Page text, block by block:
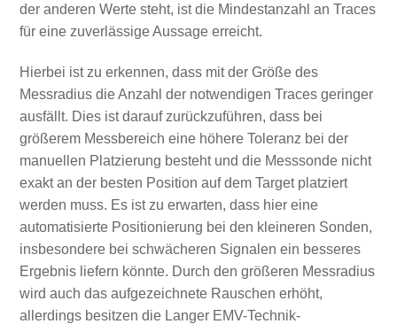
der anderen Werte steht, ist die Mindestanzahl an Traces
für eine zuverlässige Aussage erreicht.
Hierbei ist zu erkennen, dass mit der Größe des
Messradius die Anzahl der notwendigen Traces geringer
ausfällt. Dies ist darauf zurückzuführen, dass bei
größerem Messbereich eine höhere Toleranz bei der
manuellen Platzierung besteht und die Messsonde nicht
exakt an der besten Position auf dem Target platziert
werden muss. Es ist zu erwarten, dass hier eine
automatisierte Positionierung bei den kleineren Sonden,
insbesondere bei schwächeren Signalen ein besseres
Ergebnis liefern könnte. Durch den größeren Messradius
wird auch das aufgezeichnete Rauschen erhöht,
allerdings besitzen die Langer EMV-Technik-